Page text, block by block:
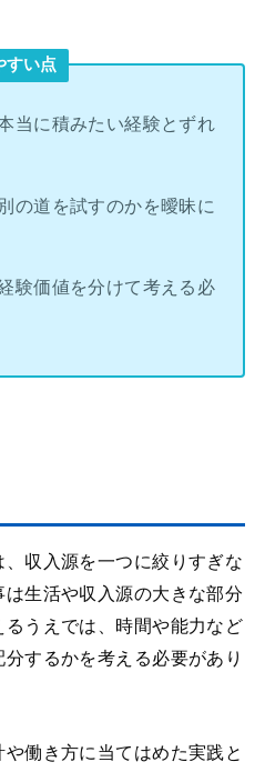
すい点
当に積みたい経験とずれ
の道を試すのかを曖昧に
験価値を分けて考える必
収入源を一つに絞りすぎな
生活や収入源の大きな部分
うえでは、時間や能力など
するかを考える必要があり
働き方に当てはめた実践と